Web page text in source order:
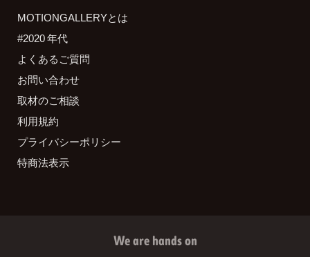
MOTIONGALLERYとは
#2020 年代
よくあるご質問
お問い合わせ
取材のご相談
利用規約
プライバシーポリシー
特商法表示
We are hands on